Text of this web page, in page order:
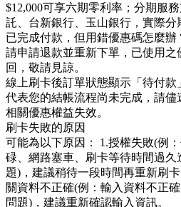
$12,000可享六期零利率；分期服
託、台新銀行、玉山銀行，實際分
已完成付款，但用錯優惠碼怎麼辦
請申請退款並重新下單，已使用
回，敬請見諒。
線上刷卡後訂單狀態顯示「待付款
代表您的結帳流程尚未完成，請
相關優惠權益失效。
刷卡失敗的原因
可能為以下原因： 1.授權失敗(例
碌、網路塞車、刷卡等待時間過久
題)，建議稍待一段時間再重新刷
關資料不正確(例：輸入資料不正
問題)，建議重新確認輸入資訊。